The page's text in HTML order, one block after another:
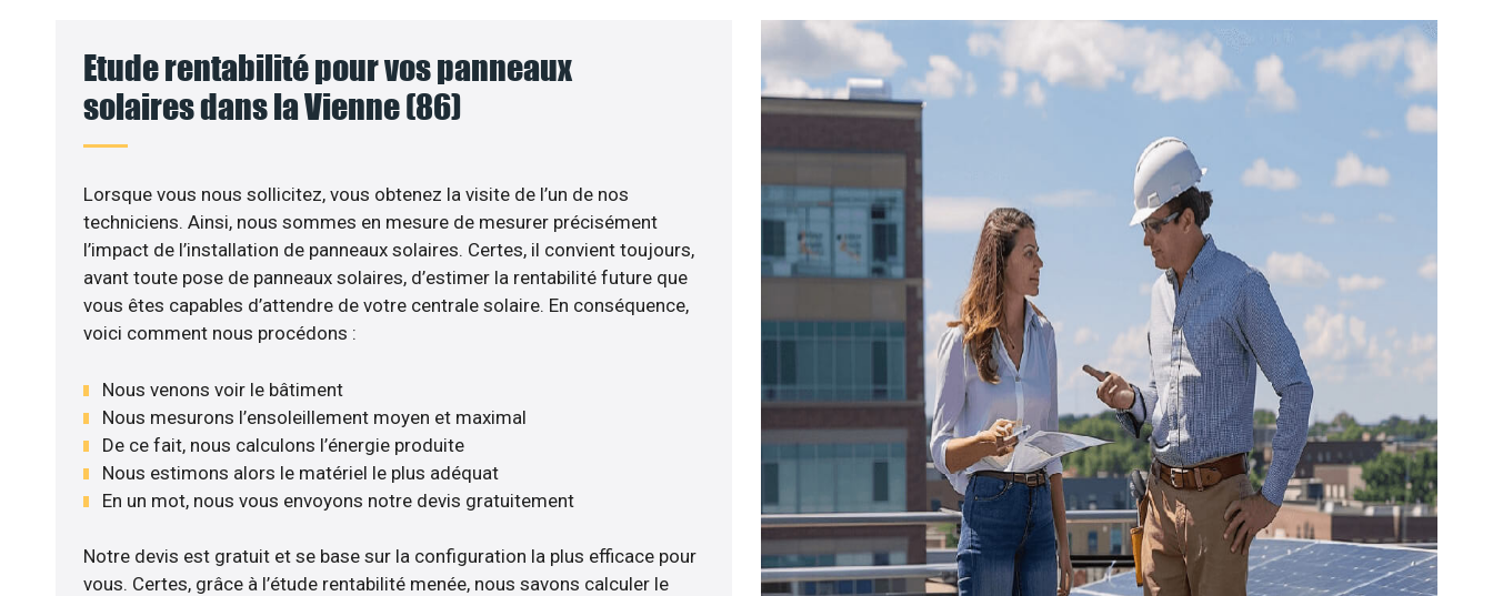
Etude rentabilité pour vos panneaux
solaires dans la Vienne (86)
Lorsque vous nous sollicitez, vous obtenez la visite de l’un de nos
techniciens. Ainsi, nous sommes en mesure de mesurer précisément
l’impact de l’installation de panneaux solaires. Certes, il convient toujours,
avant toute pose de panneaux solaires, d’estimer la rentabilité future que
vous êtes capables d’attendre de votre centrale solaire. En conséquence,
voici comment nous procédons :
Nous venons voir le bâtiment
Nous mesurons l’ensoleillement moyen et maximal
De ce fait, nous calculons l’énergie produite
Nous estimons alors le matériel le plus adéquat
En un mot, nous vous envoyons notre devis gratuitement
Notre devis est gratuit et se base sur la configuration la plus efficace pour
vous. Certes, grâce à l’étude rentabilité menée, nous savons calculer le